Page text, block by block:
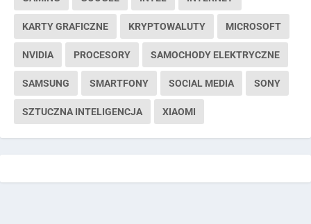
KARTY GRAFICZNE KRYPTOWALUTY MICROSOFT
NVIDIA PROCESORY SAMOCHODY ELEKTRYCZNE
SAMSUNG SMARTFONY SOCIAL MEDIA SONY
SZTUCZNA INTELIGENCJA XIAOMI